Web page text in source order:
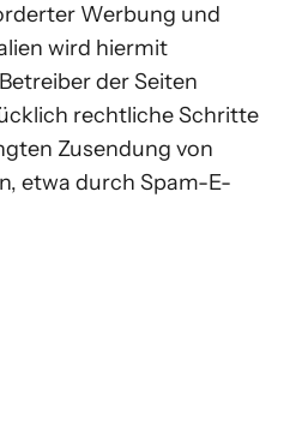
Werbung und
wird hiermit
der Seiten
rechtliche Schritte
Zusendung von
etwa durch Spam-E-